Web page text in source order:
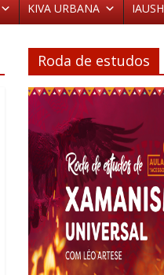
KIVA URBANA IAUSH
Roda de estudos